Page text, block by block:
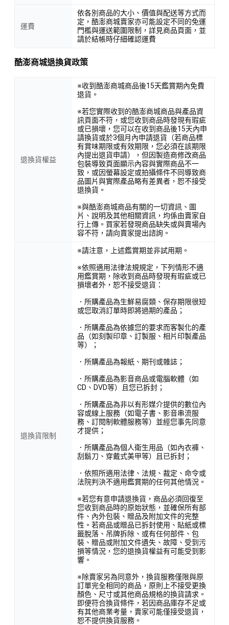
運費
依各別商品的大小、價值與配送等方式而
定，酷澎商城賣家亦可能設定不同的免運
門檻與運送範圍限制，詳見商品頁面，並
請於結帳時仔細確認運費
酷澎商城退換貨政策
退換貨權益
※收到酷澎商城商品後15天鑑賞期內免費
退貨。
※若您實際收到的酷澎商城商品與產品資
訊頁面不符，或您收到商品時發現有瑕疵
或已損壞，您可以在收到商品後15天內申
請換貨或於3個月內申請退貨（若商品標
有賞味期限或有效期限，您必須在該期限
內提出退貨申請），但因製造商修改商品
包裝導致頁面顯示內容與實際商品不一
致，或因螢幕設定或拍攝條件不同導致商
品圖片與實際產品略有差異者，恕不接受
退換貨。
※與酷澎商城商品有關的一切資訊、圖
片、說明及其他相關資訊，均係由賣家自
行上傳。買家若發現商品缺失或與賣場內
容不符，請向賣家提出諮詢。
退換貨限制
※請注意，上述鑑賞期並非試用期。
※依照適用法律法規規定，下列情形不適
用鑑賞期，除收到商品時發現有瑕疵或已
損壞者外，恕不接受退貨：
．所購產品為生鮮易腐類、保存期限很短
或您取消訂單時即將過期的產品；
．所購產品為依據您的要求而客製化的產
品（如刻製印章、訂製服、相片印製產品
等）；
．所購產品為報紙、期刊或雜誌；
．所購產品為影音商品或電腦軟體（如
CD、DVD等）且您已拆封；
．所購產品為非以有形媒介提供的數位內
容或線上服務（如電子書、影音串流服
務、訂閱制軟體服務等）並經您事先同意
才提供；
．所購產品為個人衛生用品（如內衣褲、
刮鬍刀、穿戴式美甲等）且已拆封；
．依照所適用法律、法規、裁定、命令或
法院判決不適用鑑賞期的任何其他情況。
※若您有意申請退換貨，商品必須回復至
您收到商品時的原始狀態，並確保所有部
件、內外包裝、贈品及附加文件的完整
性。若商品或贈品已拆封使用、貼紙或標
籤脫落、吊牌拆除、或有任何部件、包
裝、贈品或附加文件遺失、故障、受到污
損等情況，您的退換貨權益有可能受到影
響。
※除賣家另為同意外，換貨服務僅限與原
訂單完全相同的商品，原則上不接受更換
顏色、尺寸或其他商品規格的換貨請求。
即便符合換貨條件，若因商品庫存不足或
有其他商業考量，賣家可能僅接受退貨，
恕不提供換貨服務。